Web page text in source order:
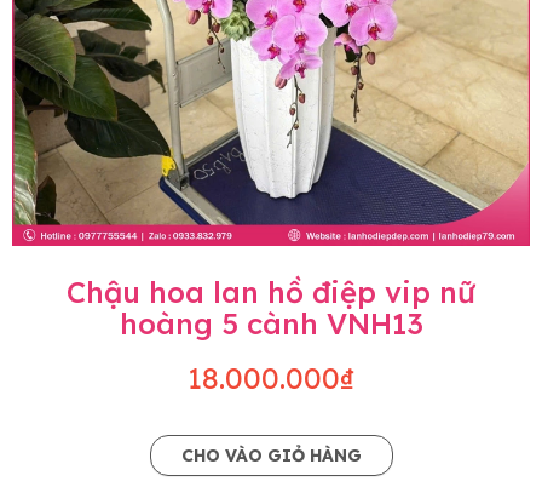
Chậu hoa lan hồ điệp vip nữ
hoàng 5 cành VNH13
18.000.000₫
CHO VÀO GIỎ HÀNG